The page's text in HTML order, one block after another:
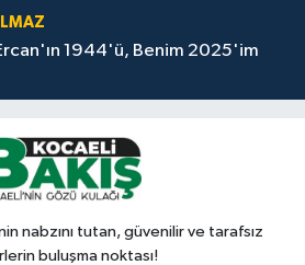
1944'ü, Benim 2025'im
nabzını tutan, güvenilir ve tarafsız
buluşma noktası!